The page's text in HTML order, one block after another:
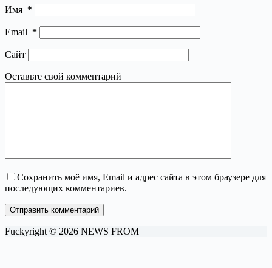
Имя *
Email *
Сайт
Оставьте свой комментарий
Сохранить моё имя, Email и адрес сайта в этом браузере для
последующих комментариев.
Отправить комментарий
Fuckyright © 2026 NEWS FROM